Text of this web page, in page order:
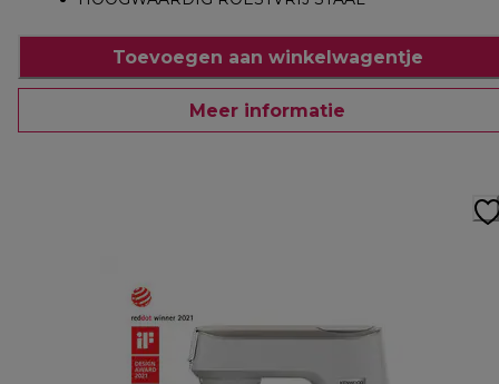
Toevoegen aan winkelwagentje
Meer informatie